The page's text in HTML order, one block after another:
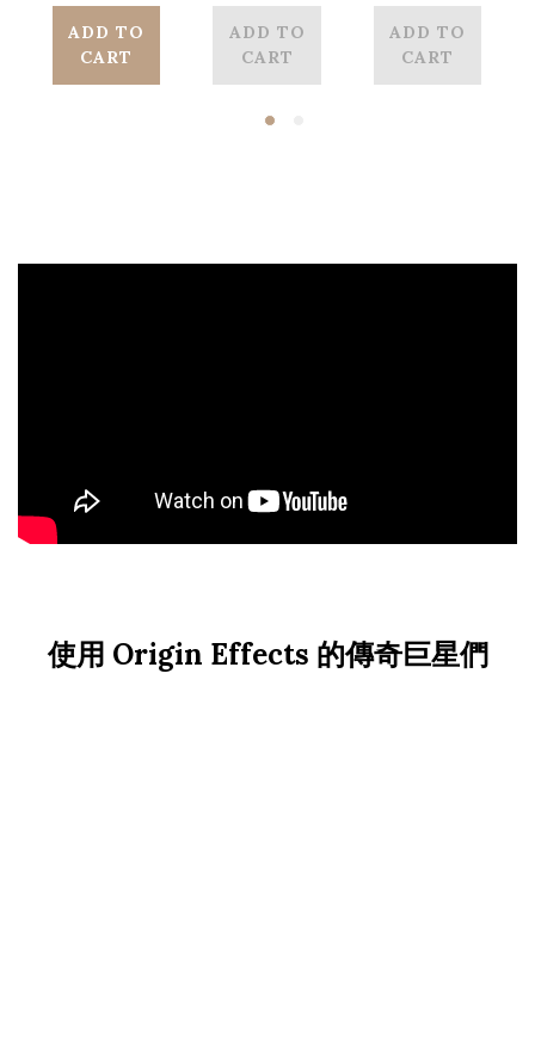
Pedal
ADD TO
CART
Compressor
Fifteen
Blue
ADD TO
CART
Black
ADD TO
CART
使用 Origin Effects 的傳奇巨星們